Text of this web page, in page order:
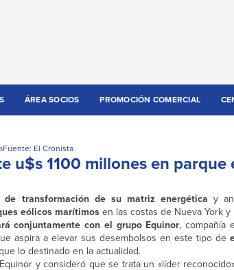
ÁREA SOCIOS PROMOCIÓN COMERCIAL
Fuente: El Cronista
u$s 1100 millones en parque
de transformación de su matriz energética y
eólicos marítimosen las costas de Nueva York
conjuntamente con el grupo Equinor, compañía
aspira a elevar sus desembolsos en este tipo de
lo destinado en la actualidad.
y consideró que se trata un «líder